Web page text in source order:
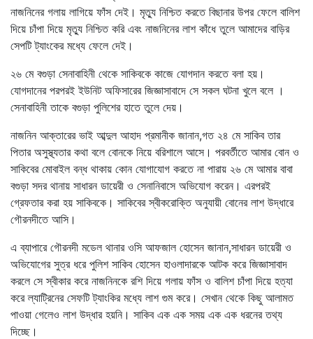
নাজনিনের গলায় লাগিয়ে ফাঁস দেই। মৃত্যু নিশ্চিত করতে বিছানার উপর ফেলে বালিশ
দিয়ে চাঁপা দিয়ে মৃত্যু নিশ্চিত করি এবং নাজনিনের লাশ কাঁধে তুলে আমাদের বাড়ির
সেপটি ট্যাংকের মধ্যে ফেলে দেই।
২৬ মে বগুড়া সেনাবাহিনী থেকে সাকিবকে কাজে যোগদান করতে বলা হয়।
যোগদানের পরপরই ইউনিট অফিসারের জিজ্ঞাসাবাদে সে সকল ঘটনা খুলে বলে ।
সেনাবাহিনী তাকে বগুড়া পুলিশের হাতে তুলে দেয়।
নাজনিন আক্তারের ভাই আব্দুল আহাদ প্রমানীক জানান,গত ২৪ মে সাকিব তার
পিতার অসুস্থ্যতার কথা বলে বোনকে নিয়ে বরিশালে আসে। পরবর্তীতে আমার বোন ও
সাকিবের মোবাইল বন্ধ থাকায় কোন যোগাযোগ করতে না পারায় ২৬ মে আমার বাবা
বগুড়া সদর থানায় সাধারন ডায়েরী ও সেনানিবাসে অভিযোগ করেন। এরপরই
গ্রেফতার করা হয় সাকিবকে। সাকিবের স্বীকরোক্তি অনুযায়ী বোনের লাশ উদ্ধারে
গৌরনদীতে আসি।
এ ব্যাপারে গৌরনদী মডেল থানার ওসি আফজাল হোসেন জানান,সাধারন ডায়েরী ও
অভিযোগের সুত্র ধরে পুলিশ সাকিব হোসেন হাওলাদারকে আটক করে জিজ্ঞাসাবাদ
করলে সে স্বীকার করে নাজনিনকে রশি দিয়ে গলায় ফাঁস ও বালিশ চাঁপা দিয়ে হত্যা
করে ল্যাট্রিনের সেফটি ট্যাংকির মধ্যে লাশ গুম করে। সেখান থেকে কিছু আলামত
পাওয়া গেলেও লাশ উদ্ধার হয়নি। সাকিব এক এক সময় এক এক ধরনের তথ্য
দিচ্ছে।